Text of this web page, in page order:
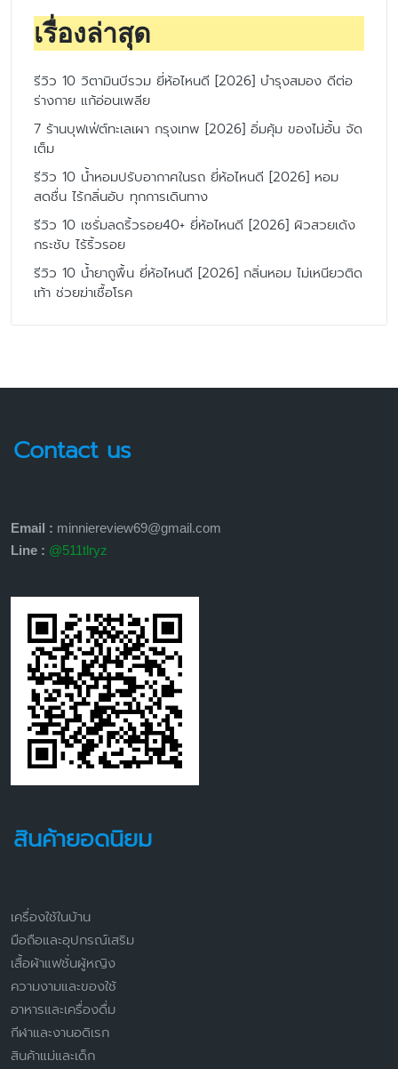
เรื่องล่าสุด
รีวิว 10 วิตามินบีรวม ยี่ห้อไหนดี [2026] บำรุงสมอง ดีต่อ
ร่างกาย แก้อ่อนเพลีย
7 ร้านบุฟเฟ่ต์ทะเลเผา กรุงเทพ [2026] อิ่มคุ้ม ของไม่อั้น จัด
เต็ม
รีวิว 10 น้ำหอมปรับอากาศในรถ ยี่ห้อไหนดี [2026] หอม
สดชื่น ไร้กลิ่นอับ ทุกการเดินทาง
รีวิว 10 เซรั่มลดริ้วรอย40+ ยี่ห้อไหนดี [2026] ผิวสวยเด้ง
กระชับ ไร้ริ้วรอย
รีวิว 10 น้ำยาถูพื้น ยี่ห้อไหนดี [2026] กลิ่นหอม ไม่เหนียวติด
เท้า ช่วยฆ่าเชื้อโรค
Contact us
Email : minniereview69@gmail.com
Line : @511tlryz
สินค้ายอดนิยม
เครื่องใช้ในบ้าน
มือถือและอุปกรณ์เสริม
เสื้อผ้าแฟชั่นผู้หญิง
ความงามและของใช้
อาหารและเครื่องดื่ม
กีฬาและงานอดิเรก
สินค้าแม่และเด็ก